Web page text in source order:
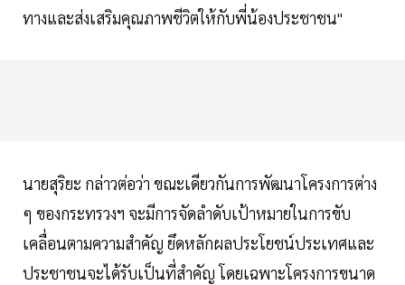
ทางและส่งเสริมคุณภาพชีวิตให้กับพี่น้องประชาชน"
นายสุริยะ กล่าวต่อว่า ขณะเดียวกันการพัฒนาโครงการต่าง
ๆ ของกระทรวงฯ จะมีการจัดลำดับเป้าหมายในการขับ
เคลื่อนตามความสำคัญ ยึดหลักผลประโยชน์ประเทศและ
ประชาชนจะได้รับเป็นที่สำคัญ โดยเฉพาะโครงการขนาด